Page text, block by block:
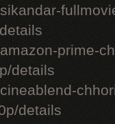
prime-
details
details